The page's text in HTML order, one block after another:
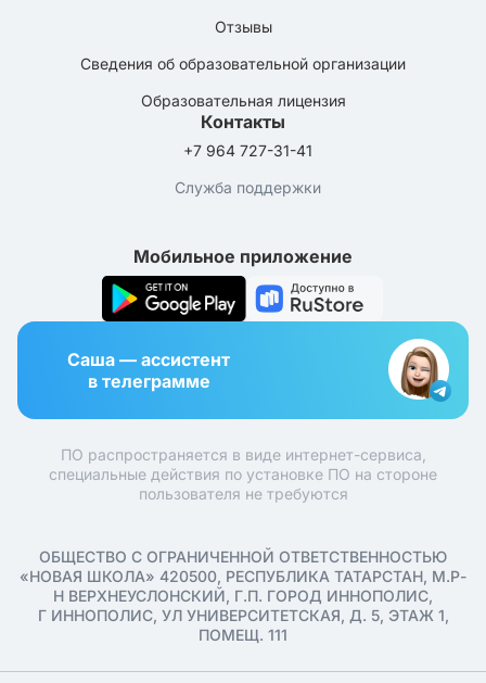
Отзывы
Сведения об образовательной организации
Образовательная лицензия
Контакты
+7 964 727-31-41
Служба поддержки
Мобильное приложение
Саша — ассистент
в телеграмме
ПО распространяется в виде интернет-сервиса,
специальные действия по установке ПО на стороне
пользователя не требуются
ОБЩЕСТВО С ОГРАНИЧЕННОЙ ОТВЕТСТВЕННОСТЬЮ
«НОВАЯ ШКОЛА» 420500, РЕСПУБЛИКА ТАТАРСТАН, М.Р-
Н ВЕРХНЕУСЛОНСКИЙ, Г.П. ГОРОД ИННОПОЛИС,
Г ИННОПОЛИС, УЛ УНИВЕРСИТЕТСКАЯ, Д. 5, ЭТАЖ 1,
ПОМЕЩ. 111